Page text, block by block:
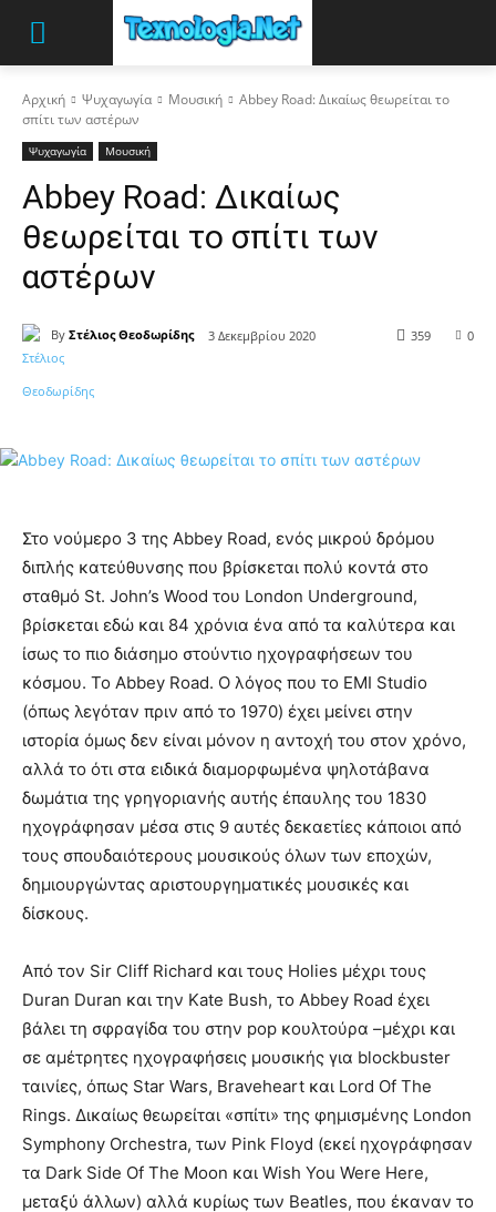
Αρχική Ψυχαγωγία Μουσική
Abbey Road: Δικαίως θεωρείται το
σπίτι των αστέρων
Ψυχαγωγία Μουσική
Abbey Road: Δικαίως
θεωρείται το σπίτι των
αστέρων
By Στέλιος Θεοδωρίδης 3 Δεκεμβρίου 2020 0
359
Στο νούμερο 3 της Abbey Road, ενός μικρού δρόμου
διπλής κατεύθυνσης που βρίσκεται πολύ κοντά στο
σταθμό St. John’s Wood του London Underground,
βρίσκεται εδώ και 84 χρόνια ένα από τα καλύτερα και
ίσως το πιο διάσημο στούντιο ηχογραφήσεων του
κόσμου. Το Abbey Road. Ο λόγος που το EMI Studio
(όπως λεγόταν πριν από το 1970) έχει μείνει στην
ιστορία όμως δεν είναι μόνον η αντοχή του στον χρόνο,
αλλά το ότι στα ειδικά διαμορφωμένα ψηλοτάβανα
δωμάτια της γρηγοριανής αυτής έπαυλης του 1830
ηχογράφησαν μέσα στις 9 αυτές δεκαετίες κάποιοι από
τους σπουδαιότερους μουσικούς όλων των εποχών,
δημιουργώντας αριστουργηματικές μουσικές και
δίσκους.
Από τον Sir Cliff Richard και τους Holies μέχρι τους
Duran Duran και την Kate Bush, το Abbey Road έχει
βάλει τη σφραγίδα του στην pop κουλτούρα –μέχρι και
σε αμέτρητες ηχογραφήσεις μουσικής για blockbuster
ταινίες, όπως Star Wars, Braveheart και Lord Of The
Rings. Δικαίως θεωρείται «σπίτι» της φημισμένης London
Symphony Orchestra, των Pink Floyd (εκεί ηχογράφησαν
τα Dark Side Of The Moon και Wish You Were Here,
μεταξύ άλλων) αλλά κυρίως των Beatles, που έκαναν το